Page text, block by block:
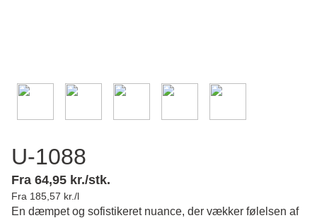
U-1088
Fra 64,95 kr./stk.
Fra 185,57 kr./l
En dæmpet og sofistikeret nuance, der vækker følelsen af